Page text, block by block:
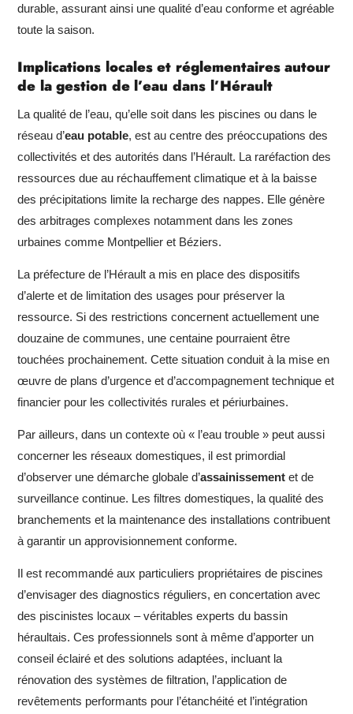
durable, assurant ainsi une qualité d’eau conforme et agréable
toute la saison.
Implications locales et réglementaires autour
de la gestion de l’eau dans l’Hérault
La qualité de l’eau, qu’elle soit dans les piscines ou dans le
réseau d’eau potable, est au centre des préoccupations des
collectivités et des autorités dans l’Hérault. La raréfaction des
ressources due au réchauffement climatique et à la baisse
des précipitations limite la recharge des nappes. Elle génère
des arbitrages complexes notamment dans les zones
urbaines comme Montpellier et Béziers.
La préfecture de l’Hérault a mis en place des dispositifs
d’alerte et de limitation des usages pour préserver la
ressource. Si des restrictions concernent actuellement une
douzaine de communes, une centaine pourraient être
touchées prochainement. Cette situation conduit à la mise en
œuvre de plans d’urgence et d’accompagnement technique et
financier pour les collectivités rurales et périurbaines.
Par ailleurs, dans un contexte où « l’eau trouble » peut aussi
concerner les réseaux domestiques, il est primordial
d’observer une démarche globale d’assainissement et de
surveillance continue. Les filtres domestiques, la qualité des
branchements et la maintenance des installations contribuent
à garantir un approvisionnement conforme.
Il est recommandé aux particuliers propriétaires de piscines
d’envisager des diagnostics réguliers, en concertation avec
des piscinistes locaux – véritables experts du bassin
héraultais. Ces professionnels sont à même d’apporter un
conseil éclairé et des solutions adaptées, incluant la
rénovation des systèmes de filtration, l’application de
revêtements performants pour l’étanchéité et l’intégration